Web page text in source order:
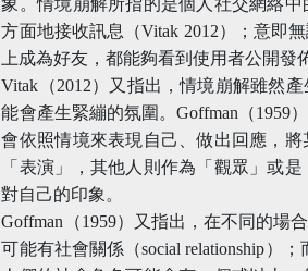
象。情境崩解所指的是個人社交網絡
方面地接收訊息（Vitak 2012）；意即
上成為好友，都能夠看到使用者公開發
Vitak（2012）又指出，情境崩解雖然
能會產生緊繃的氛圍。Goffman（1959
會依照情境來表現自己、做出回應，
「表演」，其他人則作為「觀眾」或
對自己的印象。
Goffman（1959）又指出，在不同的場
可能有社會關係（social relationship）